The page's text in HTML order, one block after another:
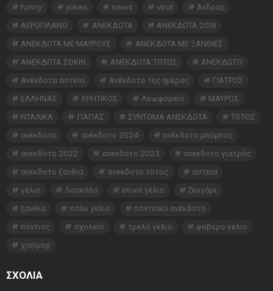
funny jokes news viral
Άνδρας
ΑΕΡΟΠΛΑΝΟ
ΑΝΕΚΔΟΤΑ
ΑΝΕΚΔΟΤΑ 2018
ΑΝΕΚΔΟΤΑ ΜΕ ΜΑΥΡΟΥΣ
ΑΝΕΚΔΟΤΑ ΜΕ ΞΑΝΘΙΕΣ
ΑΝΕΚΔΟΤΑ ΣΟΚΙΝ
ΑΝΕΚΔΟΤΑ ΤΟΤΟΣ
ΑΝΕΚΔΟΤΟ
Ανέκδοτα αστεία
Ανέκδοτο της ημέρας
ΓΙΑΤΡΟΣ
ΕΛΛΗΝΑΣ
ΚΡΗΤΙΚΟΣ Λεωφορείο
ΜΑΥΡΟΣ
ΝΤΑΛΙΚΑ
ΠΑΠΑΣ ΣΥΝΤΟΜΑ ΑΝΕΚΔΟΤΑ
ΤΟΤΟΣ
ανέκδοτο
ανέκδοτο 2024
ανέκδοτο μπόμπος
ανεκδοτο 2022
ανεκδοτο 2023
ανεκδοτο γιατρός
ανεκδοτο ξανθια
ανεκδοτο τοτος
αστεία
γέλιο
δασκάλα επικό γέλιο
ζευγάρι
ξανθια
πολυ γελιο
ποντιακό ανέκδοτο
πόντιος
σχολείο τρελό γέλιο
φοβερο γελιο
χιούμορ
ΣΧΌΛΙΑ